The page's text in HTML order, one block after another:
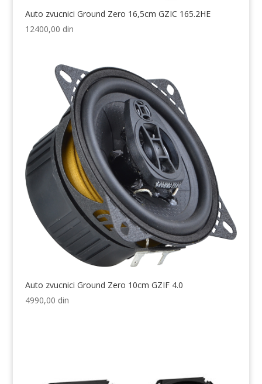
Auto zvucnici Ground Zero 16,5cm GZIC 165.2HE
12400,00 din
Auto zvucnici Ground Zero 10cm GZIF 4.0
4990,00 din